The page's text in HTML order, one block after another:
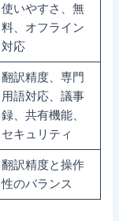
使いやすさ、無
料、オフライン
対応
翻訳精度、専門
用語対応、議事
録、共有機能、
セキュリティ
翻訳精度と操作
性のバランス